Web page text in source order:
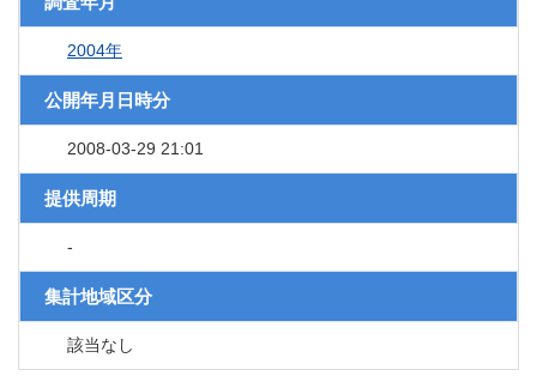
2004年
公開年月日時分
2008-03-29 21:01
提供周期
-
集計地域区分
該当なし